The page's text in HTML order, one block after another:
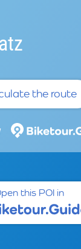
the route
this POI in